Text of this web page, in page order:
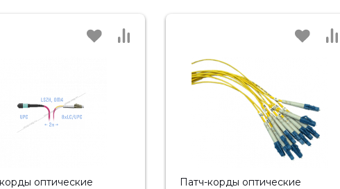
оптические Патч-корды оптические